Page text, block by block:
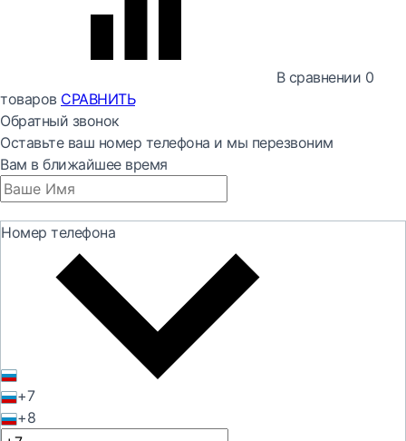
В сравнении 0
товаров СРАВНИТЬ
Обратный звонок
Оставьте ваш номер телефона и мы перезвоним
Вам в ближайшее время
Номер телефона
+7
+8